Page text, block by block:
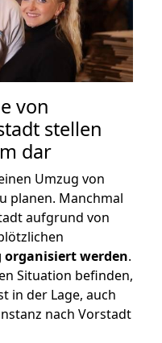
von
stellen
dar
Umzug von
planen. Manchmal
aufgrund von
werden.
Situation befinden,
in der Lage, auch
nach Vorstadt